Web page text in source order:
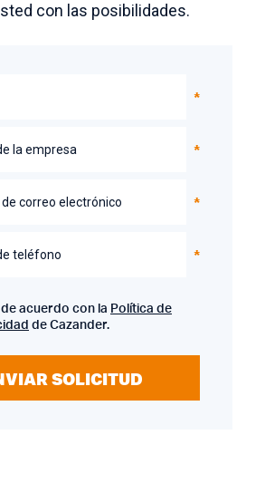
con las posibilidades.
la empresa
correo electrónico
teléfono
de acuerdo con la Política de
de Cazander.
SOLICITUD